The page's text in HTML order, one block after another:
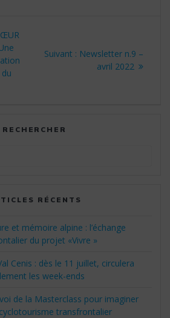
Suivant : Article
suivant
Newsletter n.9 –
avril 2022
RECHERCHER
RÉCENTS
et mémoire alpine : l’échange
du projet «Vivre »
Cenis : dès le 11 juillet, circulera
les week-ends
de la Masterclass pour imaginer
cyclotourisme transfrontalier